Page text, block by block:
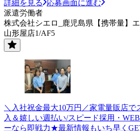
詳細を見る
応募画面に進む
派遣労働者
株式会社シエロ_鹿児島県【携帯量】
山形屋店1/AF5
＼入社祝金最大10万円／家電量販店で
入＆嬉しい週払い/スピード採用・
ーなら即戦力★最新情報もいち早く